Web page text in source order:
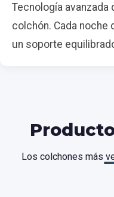
Tecnología avanzada
colchón. Cada noche
un soporte
Los colchones más